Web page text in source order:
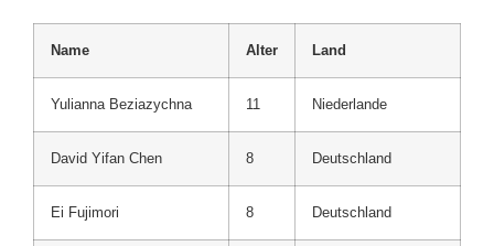
Name Alter Land
Yulianna Beziazychna 11 Niederlande
David Yifan Chen 8 Deutschland
Ei Fujimori 8 Deutschland